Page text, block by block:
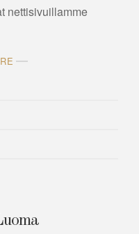
nettisivuillamme